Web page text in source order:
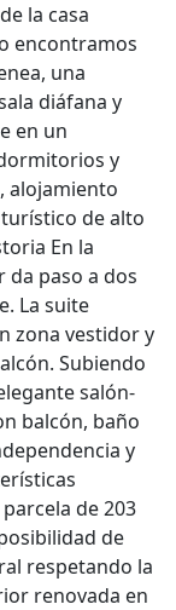
la casa
encontramos
una
diáfana y
en un
y
alojamiento
de alto
En la
paso a dos
La suite
zona vestidor y
Subiendo
salón-
balcón, baño
y
de 203
de
respetando la
renovada en